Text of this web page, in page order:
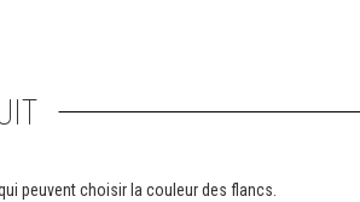
peuvent choisir la couleur des flancs.